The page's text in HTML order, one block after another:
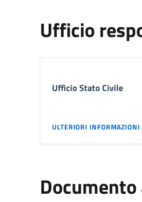
Ufficio
Ufficio Stato Civile
ULTERIORI INFORMAZIONI